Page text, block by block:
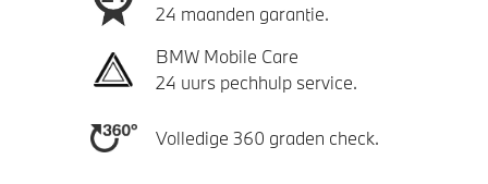
24 maanden garantie.
BMW Mobile Care
24 uurs pechhulp service.
Volledige 360 graden check.